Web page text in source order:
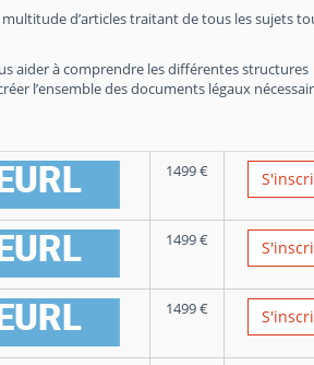
d’articles traitant de tous les sujets
aider à comprendre les différentes structures
l’ensemble des documents légaux
1499€
1499€
1499€